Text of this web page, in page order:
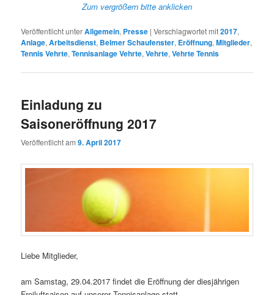
Zum vergrößern bitte anklicken
Veröffentlicht unterAllgemein, Presse |Verschlagwortet mit2017,
Anlage,Arbeitsdienst, Belmer Schaufenster, Eröffnung,Mitglieder,
Tennis Vehrte,Tennisanlage Vehrte,Vehrte,Vehrte Tennis
Einladung zu
Saisoneröffnung 2017
Veröffentlicht am9. April 2017
Liebe Mitglieder,
am Samstag, 29.04.2017 findet die Eröffnung der diesjährigen